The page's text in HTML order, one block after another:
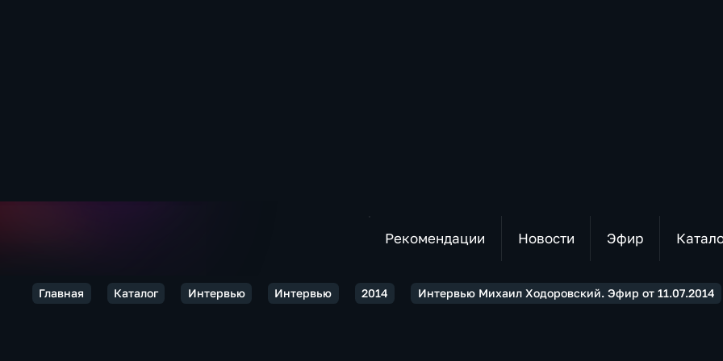
Рекомендации Новости Эфир
Главная Каталог Интервью Интервью 2014 Интервью Михаил Ходоровский. Эфир от 11.07.2014